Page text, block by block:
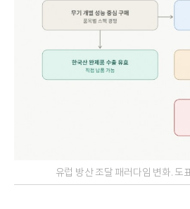
유럽 방산 조달 패러다임 변화. 도